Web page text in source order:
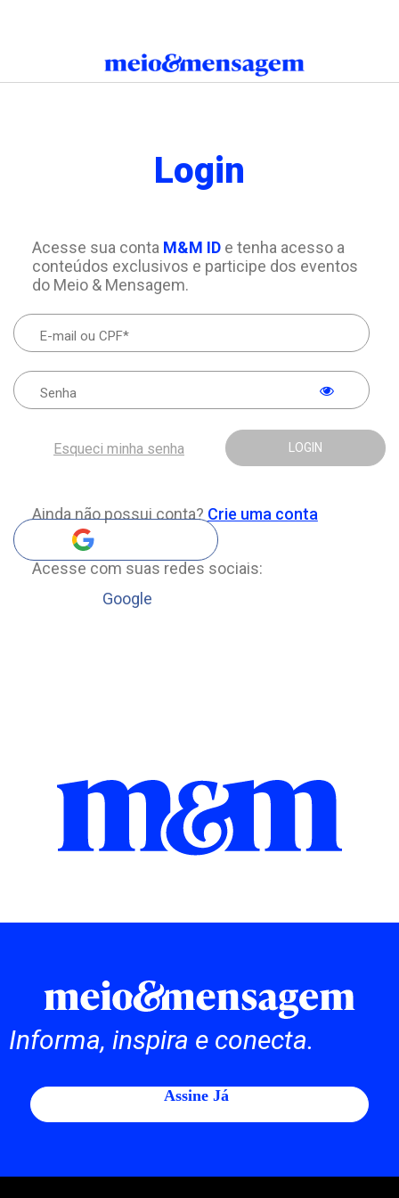
Login
Acesse sua conta M&M IDe tenha acesso a
conteúdos exclusivos e participe dos eventos
do Meio & Mensagem.
LOGIN
Esqueci minha senha
Ainda não possui conta? Crie uma conta
Acesse com suas redes sociais:
Google
Informa, inspira e conecta.
Assine Já